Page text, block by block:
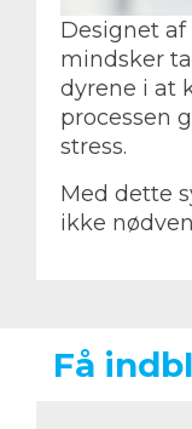
Designet af
mindsker
dyrene i at
processen
stress.
Med dette
ikke
Få